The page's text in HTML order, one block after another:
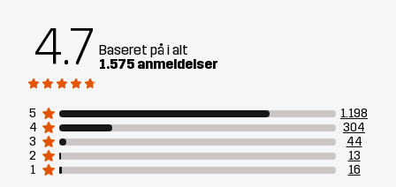
Bæredygtighed
læs her
Designet til ALLROUND HVERDAGSBRUG
Varenummer 10640_2243
4.7 Baseret på i alt
1.575 anmeldelser
5
1.198
4
304
3
44
2
13
1
16